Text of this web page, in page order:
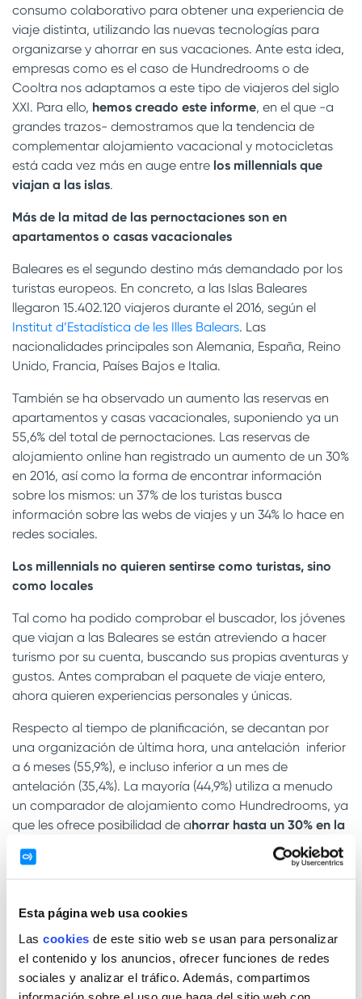
Esta página web usa cookies
Las cookies de este sitio web se usan para personalizar
el contenido y los anuncios, ofrecer funciones de redes
sociales y analizar el tráfico. Además, compartimos
consumo colaborativo para obtener una experiencia de
viaje distinta, utilizando las nuevas tecnologías para
organizarse y ahorrar en sus vacaciones. Ante esta idea,
empresas como es el caso de Hundredrooms o de
Cooltra nos adaptamos a este tipo de viajeros del siglo
XXI. Para ello, hemos creado este informe, en el que -a
grandes trazos- demostramos que la tendencia de
complementar alojamiento vacacional y motocicletas
está cada vez más en auge entre los millennials que
viajan a las islas.
Más de la mitad de las pernoctaciones son en
apartamentos o casas vacacionales
Baleares es el segundo destino más demandado por los
turistas europeos. En concreto, a las Islas Baleares
llegaron 15.402.120 viajeros durante el 2016, según el
Institut d’Estadística de les Illes Balears. Las
nacionalidades principales son Alemania, España, Reino
Unido, Francia, Países Bajos e Italia.
También se ha observado un aumento las reservas en
apartamentos y casas vacacionales, suponiendo ya un
55,6% del total de pernoctaciones. Las reservas de
alojamiento online han registrado un aumento de un 30%
en 2016, así como la forma de encontrar información
sobre los mismos: un 37% de los turistas busca
información sobre las webs de viajes y un 34% lo hace en
redes sociales.
Los millennials no quieren sentirse como turistas, sino
como locales
Tal como ha podido comprobar el buscador, los jóvenes
que viajan a las Baleares se están atreviendo a hacer
turismo por su cuenta, buscando sus propias aventuras y
gustos. Antes compraban el paquete de viaje entero,
ahora quieren experiencias personales y únicas.
Respecto al tiempo de planificación, se decantan por
una organización de última hora, una antelación inferior
a 6 meses (55,9%), e incluso inferior a un mes de
antelación (35,4%). La mayoría (44,9%) utiliza a menudo
un comparador de alojamiento como Hundredrooms, ya
que les ofrece posibilidad de ahorrar hasta un 30% en la
De hecho, el precio es muy importante paralos
factores como la ubicación y el entorno. Los
apartamentos y casas vacacionales son una opción
cada vez más en auge para los millennials ya que
buscan una manera diferente de vivir un destino. Es esta
la principal razón por la que, a la hora de moverse,